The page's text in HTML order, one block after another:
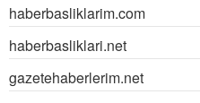
haberbasliklarim.com
haberbasliklari.net
gazetehaberlerim.net